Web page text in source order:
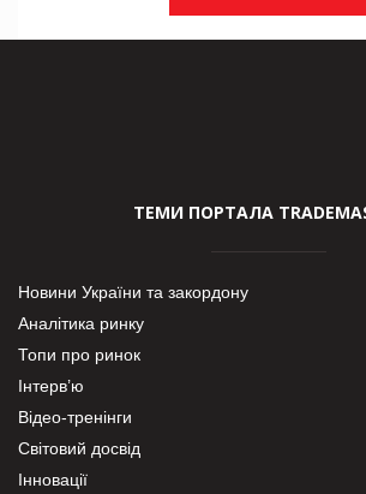
ТЕМИ ПОРТАЛА
Новини України та закордону
Аналітика ринку
Топи про ринок
Інтерв’ю
Відео-тренінги
Світовий досвід
Інновації